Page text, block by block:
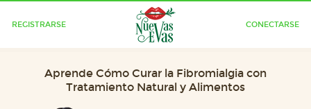
REGISTRARSE CONECTARSE
Aprende Cómo Curar la Fibromialgia con
Tratamiento Natural y Alimentos